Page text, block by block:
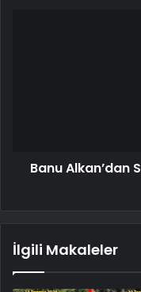
Banu Alkan’dan
İlgili Makaleler